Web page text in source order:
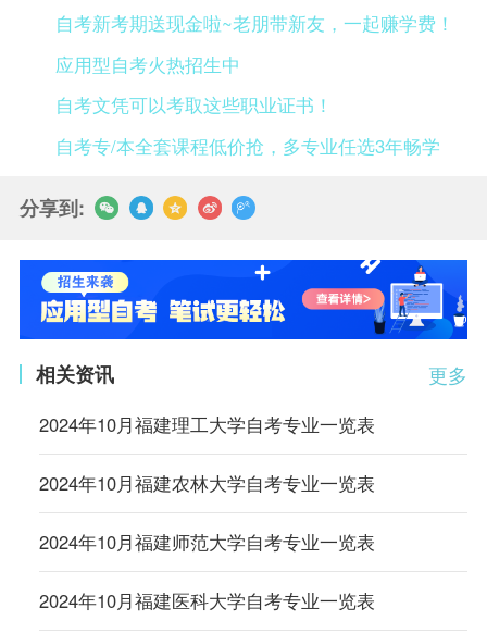
自考新考期送现金啦~老朋带新友，一起赚学费！
应用型自考火热招生中
自考文凭可以考取这些职业证书！
自考专/本全套课程低价抢，多专业任选3年畅学
分享到:
更多
相关资讯
2024年10月福建理工大学自考专业一览表
2024年10月福建农林大学自考专业一览表
2024年10月福建师范大学自考专业一览表
2024年10月福建医科大学自考专业一览表